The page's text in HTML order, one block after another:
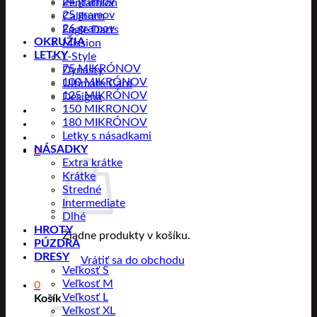
Pentathlon
Caliburn
Eagle Darts
Mission
L-Style
Dynasty
Ultimate Card
Designa
0
Žiadne produkty v košíku.
Vrátiť sa do obchodu
0
Košík
25 gramov
26 gramov
OKRUŽIA
LETKY
75 MIKRÓNOV
100 MIKRÓNOV
125 MIKRÓNOV
150 MIKRONOV
180 MIKRÓNOV
Letky s násadkami
NÁSADKY
Extra krátke
Krátke
Stredné
Intermediate
Dlhé
HROTY
PÚZDRA
DRESY
Veľkosť S
Veľkosť M
Veľkosť L
Veľkosť XL